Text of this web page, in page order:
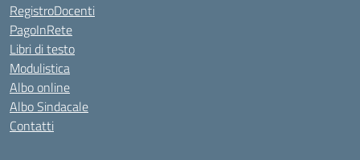
RegistroDocenti
PagoInRete
Libri di testo
Modulistica
Albo online
Albo Sindacale
Contatti